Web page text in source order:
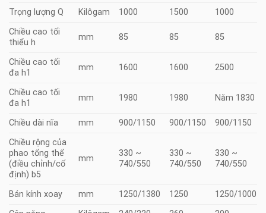
Trọng lượng Q
Kilôgam 1000 1500
1000
Chiều cao tối
thiểu h
mm 85 85 85
Chiều cao tối
đa h1
mm 1600 1600 2500
Chiều cao tối
đa h1
mm 1980 1980 Năm 1830
Chiều dài nĩa mm 900/1150 900/1150
900/1150
Chiều rộng của
phao tổng thể
(điều chỉnh/cố
định) b5
mm
330 ~
740/550
330 ~
740/550
330 ~
740/550
Bán kính xoay mm 1250/1380 1250
1250/1000